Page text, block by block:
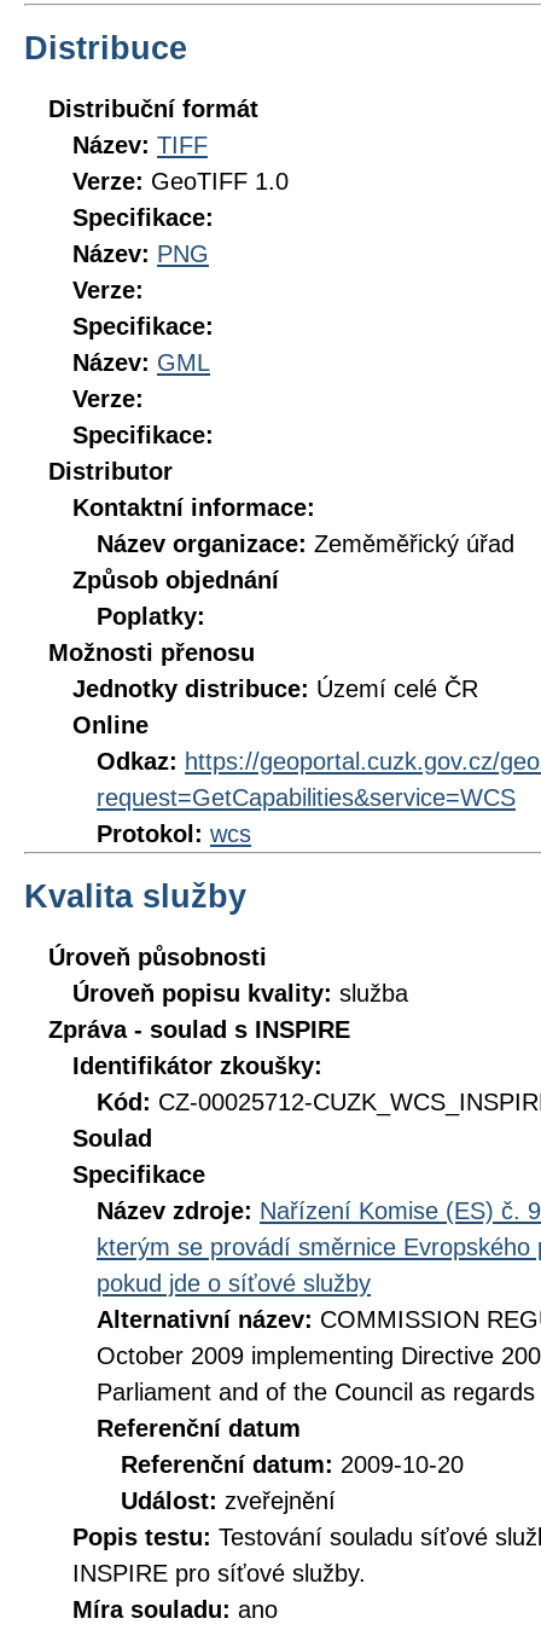
Distribuce
Distribuční formát
Název: TIFF
Verze: GeoTIFF 1.0
Specifikace:
Název: PNG
Verze:
Specifikace:
Název: GML
Verze:
Specifikace:
Distributor
Kontaktní informace:
Název organizace: Zeměměřický úřad
Způsob objednání
Poplatky:
Možnosti přenosu
Jednotky distribuce: Území celé ČR
Online
Odkaz: https://geoportal.cuzk.gov.cz/
request=GetCapabilities&service=WCS
Protokol: wcs
Kvalita služby
Úroveň působnosti
Úroveň popisu kvality: služba
Zpráva - soulad s INSPIRE
Identifikátor zkoušky:
Kód: CZ-00025712-
Soulad
Specifikace
Název zdroje: Nařízení Komise (ES) č.
kterým se provádí směrnice
pokud jde o síťové služby
Alternativní název: COMMISSION
October 2009 implementing Directive
Parliament and of the Council as
Referenční datum
Referenční datum: 2009-10-20
Událost: zveřejnění
Popis testu: Testování souladu síťové
INSPIRE pro síťové služby.
Míra souladu: ano